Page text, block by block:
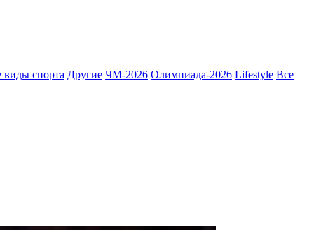
виды спорта Другие ЧМ-2026 Олимпиада-2026 Lifestyle Все